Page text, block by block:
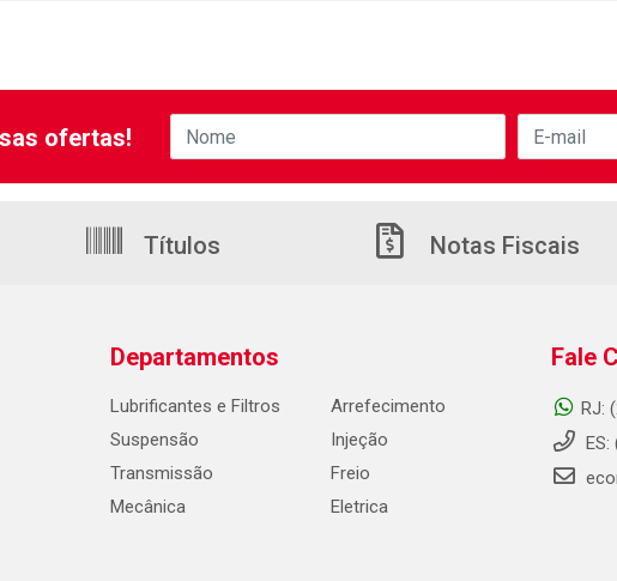
ofertas!
Títulos Notas Fiscais
Departamentos
Lubrificantes e Filtros
Suspensão
Transmissão
Mecânica
Arrefecimento
Injeção
Freio
Eletrica
Fale
RJ:
ES: